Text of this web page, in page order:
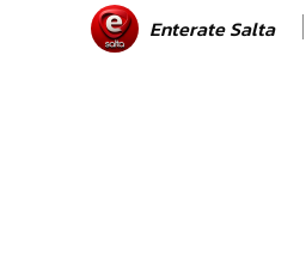
Enterate Salta